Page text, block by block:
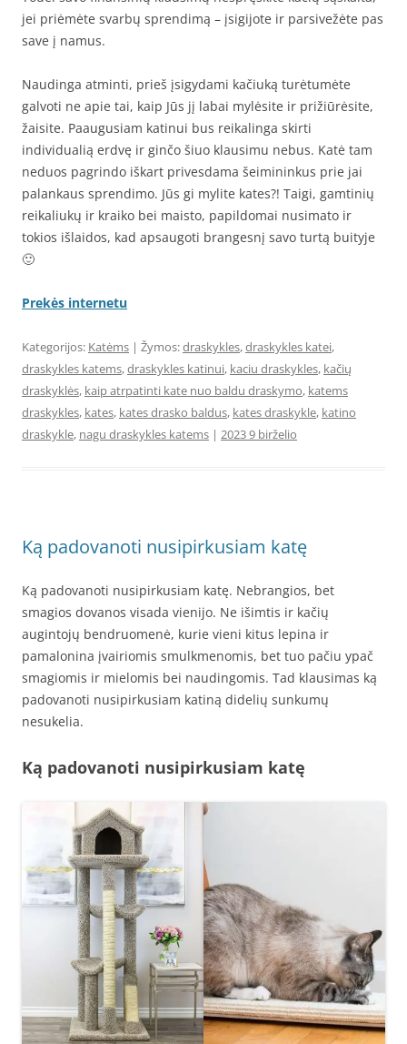
jei priėmėte svarbų sprendimą – įsigijote ir parsivežėte pas
save į namus.
Naudinga atminti, prieš įsigydami kačiuką turėtumėte
galvoti ne apie tai, kaip Jūs jį labai mylėsite ir prižiūrėsite,
žaisite. Paaugusiam katinui bus reikalinga skirti
individualią erdvę ir ginčo šiuo klausimu nebus. Katė tam
neduos pagrindo iškart privesdama šeimininkus prie jai
palankaus sprendimo. Jūs gi mylite kates?! Taigi, gamtinių
reikaliukų ir kraiko bei maisto, papildomai nusimato ir
tokios išlaidos, kad apsaugoti brangesnį savo turtą buityje
🙂
Prekės internetu
Kategorijos: Katėms | Žymos:draskykles,draskykles katei,
draskykles katems,draskykles katinui, kaciu draskykles, kačių
draskyklės, kaip atrpatinti kate nuo baldu draskymo, katems
draskykles, kates, kates drasko baldus, kates draskykle, katino
draskykle, nagu draskykles katems | 2023 9 birželio
Ką padovanoti nusipirkusiam katę
Ką padovanoti nusipirkusiam katę. Nebrangios, bet
smagios dovanos visada vienijo. Ne išimtis ir kačių
augintojų bendruomenė, kurie vieni kitus lepina ir
pamalonina įvairiomis smulkmenomis, bet tuo pačiu ypač
smagiomis ir mielomis bei naudingomis. Tad klausimas ką
padovanoti nusipirkusiam katiną didelių sunkumų
nesukelia.
Ką padovanoti nusipirkusiam katę